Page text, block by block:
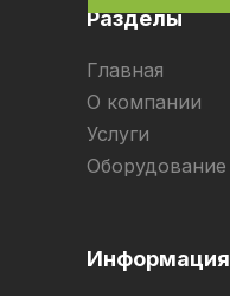
Разделы
Информация
Главная
О компании
Услуги
Оборудование